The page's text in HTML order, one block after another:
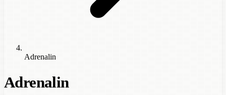
Adrenalin
Adrenalin